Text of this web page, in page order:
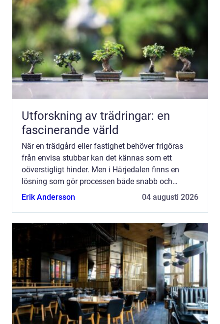
Utforskning av trädringar: en
fascinerande värld
När en trädgård eller fastighet behöver frigöras
från envisa stubbar kan det kännas som ett
oöverstigligt hinder. Men i Härjedalen finns en
lösning som gör processen både snabb och
effekt...
Erik Andersson 04 augusti 2026